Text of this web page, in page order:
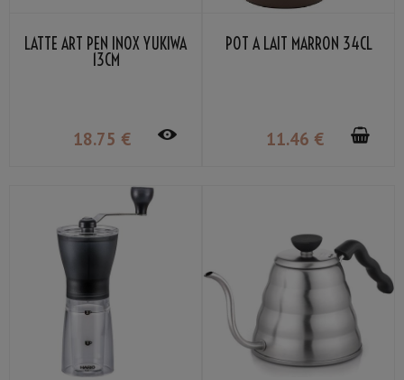
LATTE ART PEN INOX YUKIWA
13CM
18.75 €
POT À LAIT MARRON 34CL
11.46 €